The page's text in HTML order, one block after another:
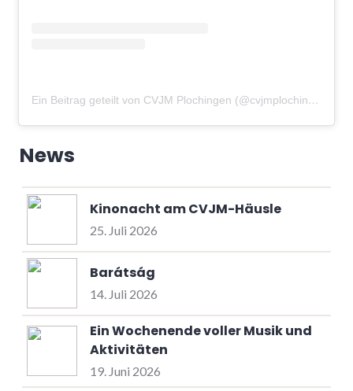
Ein Beitrag geteilt von CVJM Plochingen (@cvjmplochingen)
News
Kinonacht am CVJM-Häusle
25. Juli 2026
Barátság
14. Juli 2026
Ein Wochenende voller Musik und
Aktivitäten
19. Juni 2026